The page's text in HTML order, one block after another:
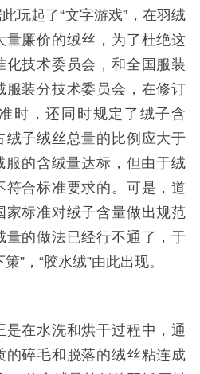
玩起了“文字游戏”，在羽绒
量廉价的绒丝，为了杜绝这
化技术委员会，和全国服装
服装分技术委员会，在修订
时，还同时规定了绒子含
绒子绒丝总量的比例应大于
服的含绒量达标，但由于绒
符合标准要求的。可是，道
家标准对绒子含量做出规范
量的做法已经行不通了，于
”，“胶水绒”由此出现。
在水洗和烘干过程中，通
的碎毛和脱落的绒丝粘连成